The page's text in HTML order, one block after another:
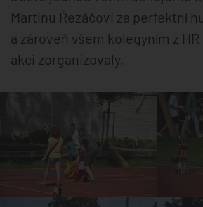
Martinu Řezáčovi za perfektní
a zároveň všem kolegyním z
akci zorganizovaly.